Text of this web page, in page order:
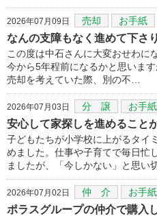
2026年07月09日 売却 お手紙
なんの支障もなく進めて下さ
この度は中石さんに大変おせわに
今から5年程前になるかと思いま
売却を考えていた際、別の不…
2026年07月03日 分 譲 お手紙
安心して家探しを進めること
子どもたちが小学校に上がるタイ
めました。仕事や子育てで毎日忙
ましたが、「今しかない」と思い
2026年07月02日 仲 介 お手紙
ポラスグループの仲介で購入